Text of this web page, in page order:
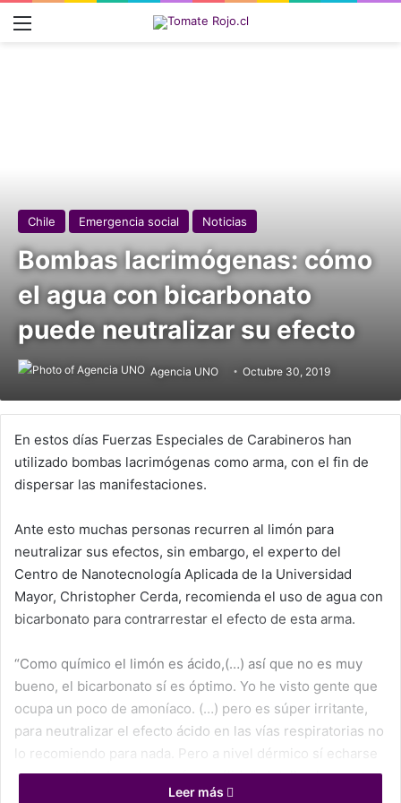
Chile Emergencia social Noticias
Bombas lacrimógenas: cómo
el agua con bicarbonato
puede neutralizar su efecto
Agencia UNO Octubre 30, 2019
En estos días Fuerzas Especiales de Carabineros han
utilizado bombas lacrimógenas como arma, con el fin de
dispersar las manifestaciones.
Ante esto muchas personas recurren al limón para
neutralizar sus efectos, sin embargo, el experto del
Centro de Nanotecnología Aplicada de la Universidad
Mayor, Christopher Cerda, recomienda el uso de agua con
bicarbonato para contrarrestar el efecto de esta arma.
“Como químico el limón es ácido,(…) así que no es muy
bueno, el bicarbonato sí es óptimo. Yo he visto gente que
ocupa un poco de amoníaco. (…) pero es súper irritante,
para neutralizar el efecto ácido en las vías respiratorias no
lo recomiendo para nada. Pero a nivel dérmico sí echarse
agua con bicarbonato es súper válido”, detalla el experto
en diálogo con AgenciaUno.Leer más